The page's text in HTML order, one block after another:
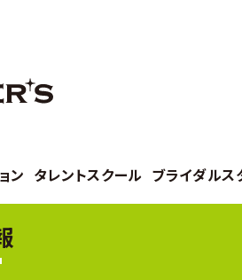
ン タレントスクール ブライダルス